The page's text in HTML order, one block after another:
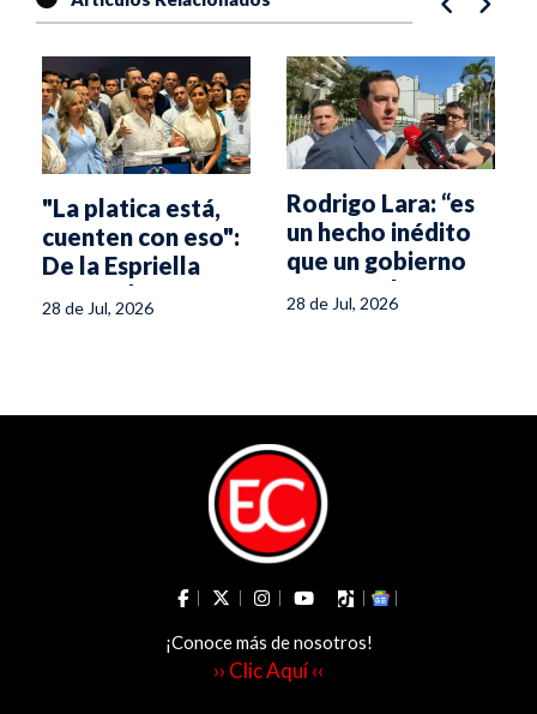
"La platica está,
cuenten con eso":
De la Espriella
responde a
peticiones de
28 de Jul, 2026
Rodrigo Lara: “es
un hecho inédito
que un gobierno
entrante haga
contacto directo
28 de Jul, 2026
¡Conoce más de nosotros!
›› Clic Aquí ‹‹